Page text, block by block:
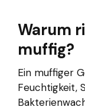
Warum
muffig?
Ein muffiger
Feuchtigkeit,